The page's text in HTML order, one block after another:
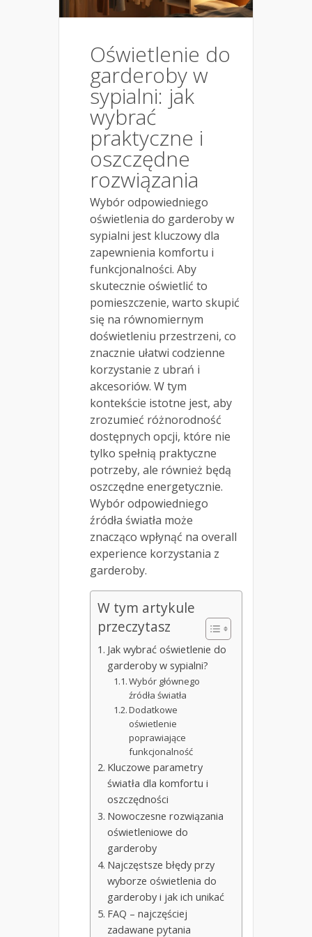
Oświetlenie do
garderoby w
sypialni: jak
wybrać
praktyczne i
oszczędne
rozwiązania
Wybór odpowiedniego
oświetlenia do garderoby w
sypialni jest kluczowy dla
zapewnienia komfortu i
funkcjonalności. Aby
skutecznie oświetlić to
pomieszczenie, warto skupić
się na równomiernym
doświetleniu przestrzeni, co
znacznie ułatwi codzienne
korzystanie z ubrań i
akcesoriów. W tym
kontekście istotne jest, aby
zrozumieć różnorodność
dostępnych opcji, które nie
tylko spełnią praktyczne
potrzeby, ale również będą
oszczędne energetycznie.
Wybór odpowiedniego
źródła światła może
znacząco wpłynąć na overall
experience korzystania z
garderoby.
W tym artykule
przeczytasz
Jak wybrać oświetlenie do
garderoby w sypialni?
Wybór głównego
źródła światła
Dodatkowe
oświetlenie
poprawiające
funkcjonalność
Kluczowe parametry
światła dla komfortu i
oszczędności
Nowoczesne rozwiązania
oświetleniowe do
garderoby
Najczęstsze błędy przy
wyborze oświetlenia do
garderoby i jak ich unikać
FAQ – najczęściej
zadawane pytania